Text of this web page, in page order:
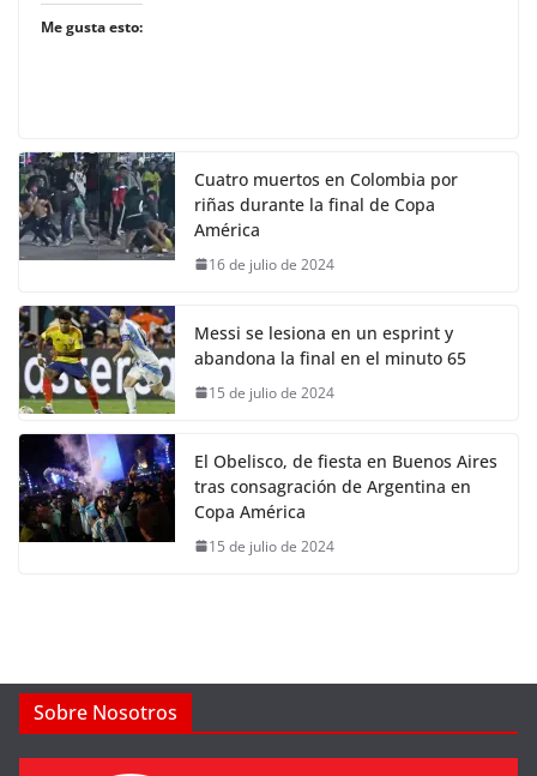
Me gusta esto:
Cuatro muertos en Colombia por
riñas durante la final de Copa
América
16 de julio de 2024
Messi se lesiona en un esprint y
abandona la final en el minuto 65
15 de julio de 2024
El Obelisco, de fiesta en Buenos Aires
tras consagración de Argentina en
Copa América
15 de julio de 2024
Sobre Nosotros